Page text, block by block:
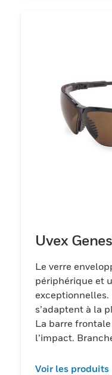
Uvex
Le verre
périphérique et
s’adaptent à la
La barre
l’impact.
Voir les produits